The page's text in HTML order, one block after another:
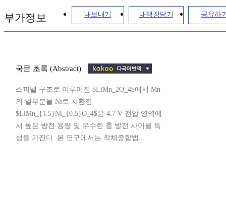
내보내기 내책장담기 공유하
부가정보
국문 초록 (Abstract)
스피넬 구조로 이루어진 $LiMn_2O_4$에서 Mn
의 일부분을 Ni로 치환한
$LiMn_{1.5}Ni_{0.5}O_4$은 4.7 V 전압 영역에
서 높은 방전 용량 및 우수한 충 방전 사이클 특
성을 가진다. 본 연구에서는 착체중합법...